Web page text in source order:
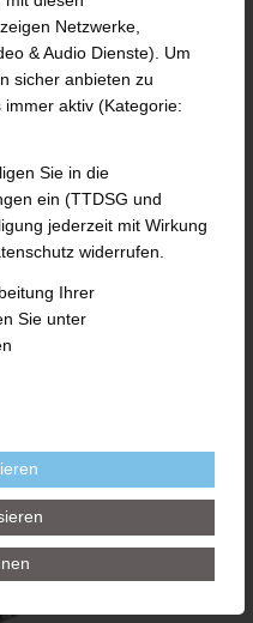
2025
Netzwerke,
& Audio Dienste). Um
sicher anbieten zu
aktiv (Kategorie:
Sie in die
ein (TTDSG und
jederzeit mit Wirkung
widerrufen.
Ihrer
Sie unter